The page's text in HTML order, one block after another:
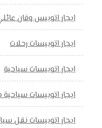
ايجار اتوبيس وفان
ايجار اتوبيسات رحلات
ايجار اتوبيسات سياحية
ايجار اتوبيسات
ايجار اتوبيسات نقل